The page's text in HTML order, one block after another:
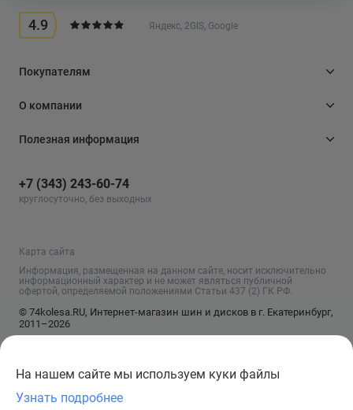
4.9 Яндекс, 2GIS, Google
Покупателям
О компании
Полезная информация
+7 (343) 243-60-74
круглосуточно, без выходных
Карта сайта
Информация, размещенная на данном сайте, носит исключительно
информационный характер и не может являться публичной
офертой, определяемой положениями Статьи 437 (2) ГК РФ.
© 74kolesa.RU, Интернет-магазин шин и дисков в г. Екатеринбург,
2011–2026
На нашем сайте мы используем куки файлы
Узнать подробнее